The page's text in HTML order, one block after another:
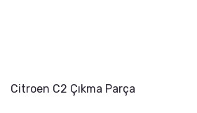
Citroen C2 Çıkma Parça